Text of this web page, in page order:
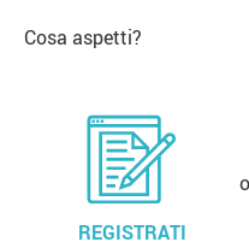
Cosa aspetti?
REGISTRATI